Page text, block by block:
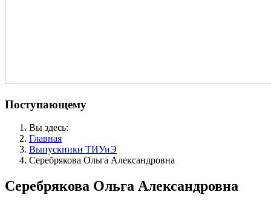
Поступающему
Вы здесь:
Главная
Выпускники ТИУиЭ
Серебрякова Ольга Александровна
Серебрякова Ольга Александровна